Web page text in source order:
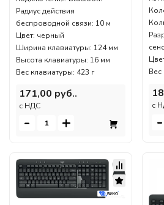
Радиус действия
беспроводной связи: 10 м
Цвет: черный
Ширина клавиатуры: 124 мм
Высота клавиатуры: 16 мм
Вес клавиатуры: 423 г
171,00 руб..
c НДС
- +
Вес
c
-